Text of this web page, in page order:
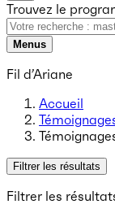
Trouvez le
Menus
Fil d’Ariane
Accueil
Filtrer les résultats
Filtrer les